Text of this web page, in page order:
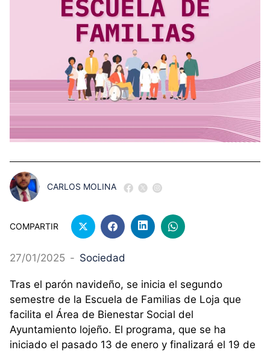
CARLOS MOLINA
COMPARTIR
27/01/2025 - Sociedad
Tras el parón navideño, se inicia el segundo
semestre de la Escuela de Familias de Loja que
facilita el Área de Bienestar Social del
Ayuntamiento lojeño. El programa, que se ha
iniciado el pasado 13 de enero y finalizará el 19 de